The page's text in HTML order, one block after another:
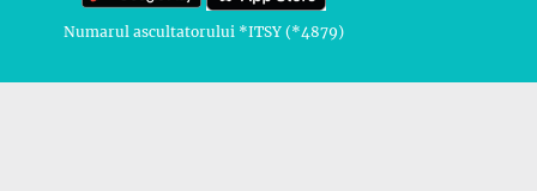
Numarul ascultatorului *ITSY (*4879)